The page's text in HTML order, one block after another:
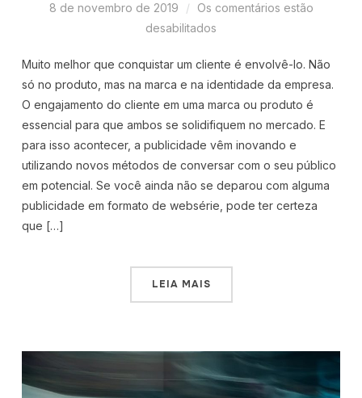
8 de novembro de 2019
Os comentários estão
desabilitados
Muito melhor que conquistar um cliente é envolvê-lo. Não
só no produto, mas na marca e na identidade da empresa.
O engajamento do cliente em uma marca ou produto é
essencial para que ambos se solidifiquem no mercado. E
para isso acontecer, a publicidade vêm inovando e
utilizando novos métodos de conversar com o seu público
em potencial. Se você ainda não se deparou com alguma
publicidade em formato de websérie, pode ter certeza
que […]
LEIA MAIS